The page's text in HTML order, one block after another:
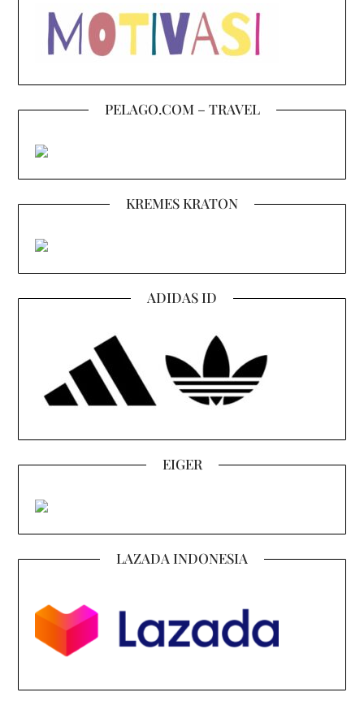
PELAGO.COM – TRAVEL
KREMES KRATON
ADIDAS ID
EIGER
LAZADA INDONESIA